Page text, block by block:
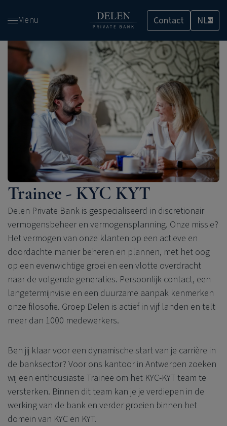
en
de
gaan
Menu Contact NLNL
Trainee - KYC KYT
Delen Private Bank is gespecialiseerd in discretionair
vermogensbeheer en vermogensplanning. Onze missie?
Het vermogen van onze klanten op een actieve en
doordachte manier beheren en plannen, met het oog
op een evenwichtige groei en een vlotte overdracht
naar de volgende generaties. Persoonlijk contact, een
langetermijnvisie en een duurzame aanpak kenmerken
onze filosofie. Groep Delen is actief in vijf landen en telt
meer dan 1000 medewerkers.
Ben jij klaar voor een dynamische start van je carrière in
de banksector? Voor ons kantoor in Antwerpen zoeken
wij een enthousiaste Trainee om het KYC-KYT team te
versterken. Binnen dit team kan je je verdiepen in de
werking van de bank en verder groeien binnen het
domein van KYC en KYT.